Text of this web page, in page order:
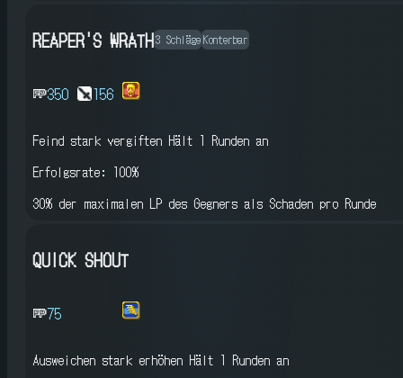
REAPER'S WRATH3 Schläge Konterbar
350 156
Feind stark vergiften Hält 1 Runden an
Erfolgsrate: 100%
30% der maximalen LP des Gegners als Schaden pro Runde
QUICK SHOUT
75
Ausweichen stark erhöhen Hält 1 Runden an